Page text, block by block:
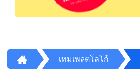
เทมเพลตโลโก้